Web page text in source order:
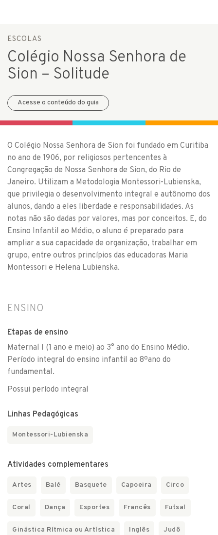
ESCOLAS
Colégio Nossa Senhora de
Sion – Solitude
Acesse o conteúdo do guia
O Colégio Nossa Senhora de Sion foi fundado em Curitiba
no ano de 1906, por religiosos pertencentes à
Congregação de Nossa Senhora de Sion, do Rio de
Janeiro. Utilizam a Metodologia Montessori-Lubienska,
que privilegia o desenvolvimento integral e autônomo dos
alunos, dando a eles liberdade e responsabilidades. As
notas não são dadas por valores, mas por conceitos. E, do
Ensino Infantil ao Médio, o aluno é preparado para
ampliar a sua capacidade de organização, trabalhar em
grupo, entre outros princípios das educadoras Maria
Montessori e Helena Lubienska.
ENSINO
Etapas de ensino
Maternal I (1 ano e meio) ao 3° ano do Ensino Médio.
Período integral do ensino infantil ao 8ºano do
fundamental.
Possui período integral
Linhas Pedagógicas
Montessori-Lubienska
Atividades complementares
Artes Balé Basquete Capoeira Circo
Coral Dança Esportes Francês Futsal
Ginástica Rítmica ou Artística Inglês Judô